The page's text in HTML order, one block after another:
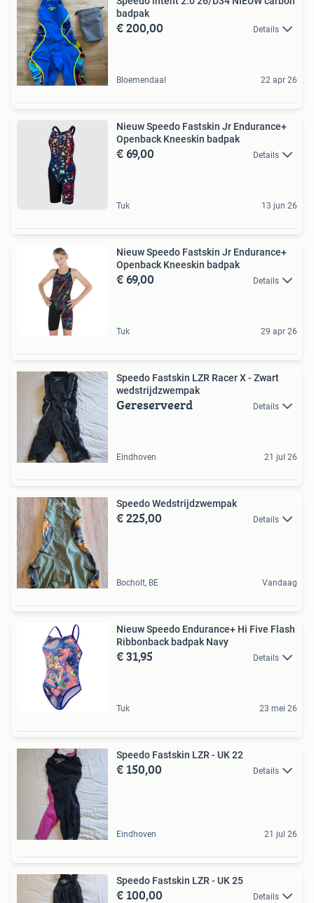
badpak
€ 200,00 Details
Bloemendaal 22 apr 26
Nieuw Speedo Fastskin Jr Endurance+
Openback Kneeskin badpak
€ 69,00 Details
Tuk 13 jun 26
Nieuw Speedo Fastskin Jr Endurance+
Openback Kneeskin badpak
€ 69,00 Details
Tuk 29 apr 26
Speedo Fastskin LZR Racer X - Zwart
wedstrijdzwempak
Gereserveerd Details
Eindhoven 21 jul 26
Speedo Wedstrijdzwempak
€ 225,00 Details
Bocholt, BE Vandaag
Nieuw Speedo Endurance+ Hi Five Flash
Ribbonback badpak Navy
€ 31,95 Details
Tuk 23 mei 26
Speedo Fastskin LZR - UK 22
€ 150,00 Details
Eindhoven 21 jul 26
Speedo Fastskin LZR - UK 25
€ 100,00 Details